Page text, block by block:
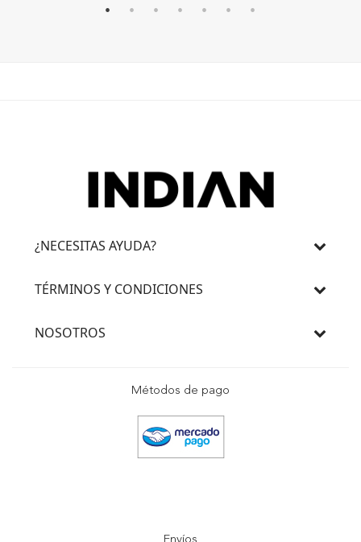
¿NECESITAS AYUDA?
TÉRMINOS Y CONDICIONES
NOSOTROS
Métodos de pago